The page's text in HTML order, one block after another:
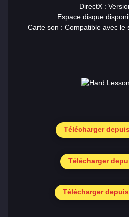
DirectX :
Espace disque
Carte son : Compatible avec le
Télécharger
Télécharger
Télécharger